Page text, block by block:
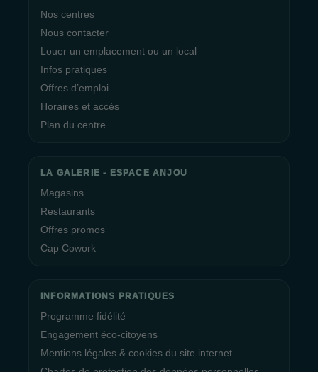
Nos centres
Nous contacter
Louer un emplacement ou un local
Infos pratiques
Offres d’emploi
Horaires et accès
Plan du centre
LA GALERIE - ESPACE ANJOU
Magasins
Restaurants
Offres promos
Cap Cowork
INFORMATIONS PRATIQUES
Programme fidélité
Engagement éco-citoyens
Mentions légales & cookies du site internet